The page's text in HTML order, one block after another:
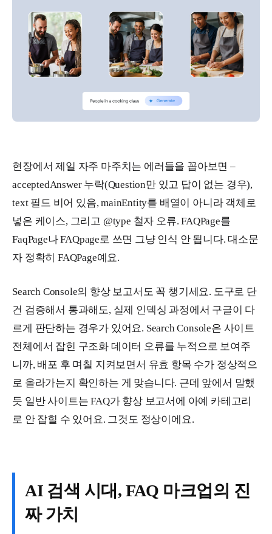
현장에서 제일 자주 마주치는 에러들을 꼽아보면 –
acceptedAnswer 누락(Question만 있고 답이 없는 경우),
text 필드 비어 있음, mainEntity를 배열이 아니라 객체로
넣은 케이스, 그리고 @type 철자 오류. FAQPage를
FaqPage나 FAQpage로 쓰면 그냥 인식 안 됩니다. 대소문
자 정확히 FAQPage예요.
Search Console의 향상 보고서도 꼭 챙기세요. 도구로 단
건 검증해서 통과해도, 실제 인덱싱 과정에서 구글이 다
르게 판단하는 경우가 있어요. Search Console은 사이트
전체에서 잡힌 구조화 데이터 오류를 누적으로 보여주
니까, 배포 후 며칠 지켜보면서 유효 항목 수가 정상적으
로 올라가는지 확인하는 게 맞습니다. 근데 앞에서 말했
듯 일반 사이트는 FAQ가 향상 보고서에 아예 카테고리
로 안 잡힐 수 있어요. 그것도 정상이에요.
AI 검색 시대, FAQ 마크업의 진
짜 가치